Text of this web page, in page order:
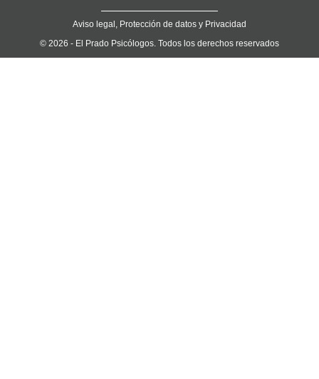
Aviso legal, Protección de datos y Privacidad
© 2026 - El Prado Psicólogos. Todos los derechos reservados